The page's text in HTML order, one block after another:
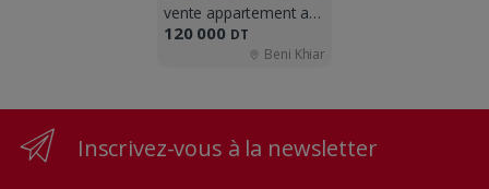
vente appartement a beni khiar
120 000 DT
Beni Khiar
Inscrivez-vous à la newsletter